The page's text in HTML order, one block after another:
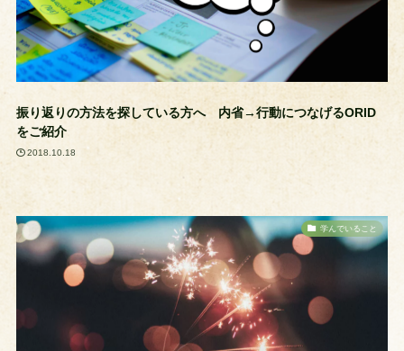
振り返りの方法を探している方へ 内省→行動につなげるORID
をご紹介
2018.10.18
学んでいること